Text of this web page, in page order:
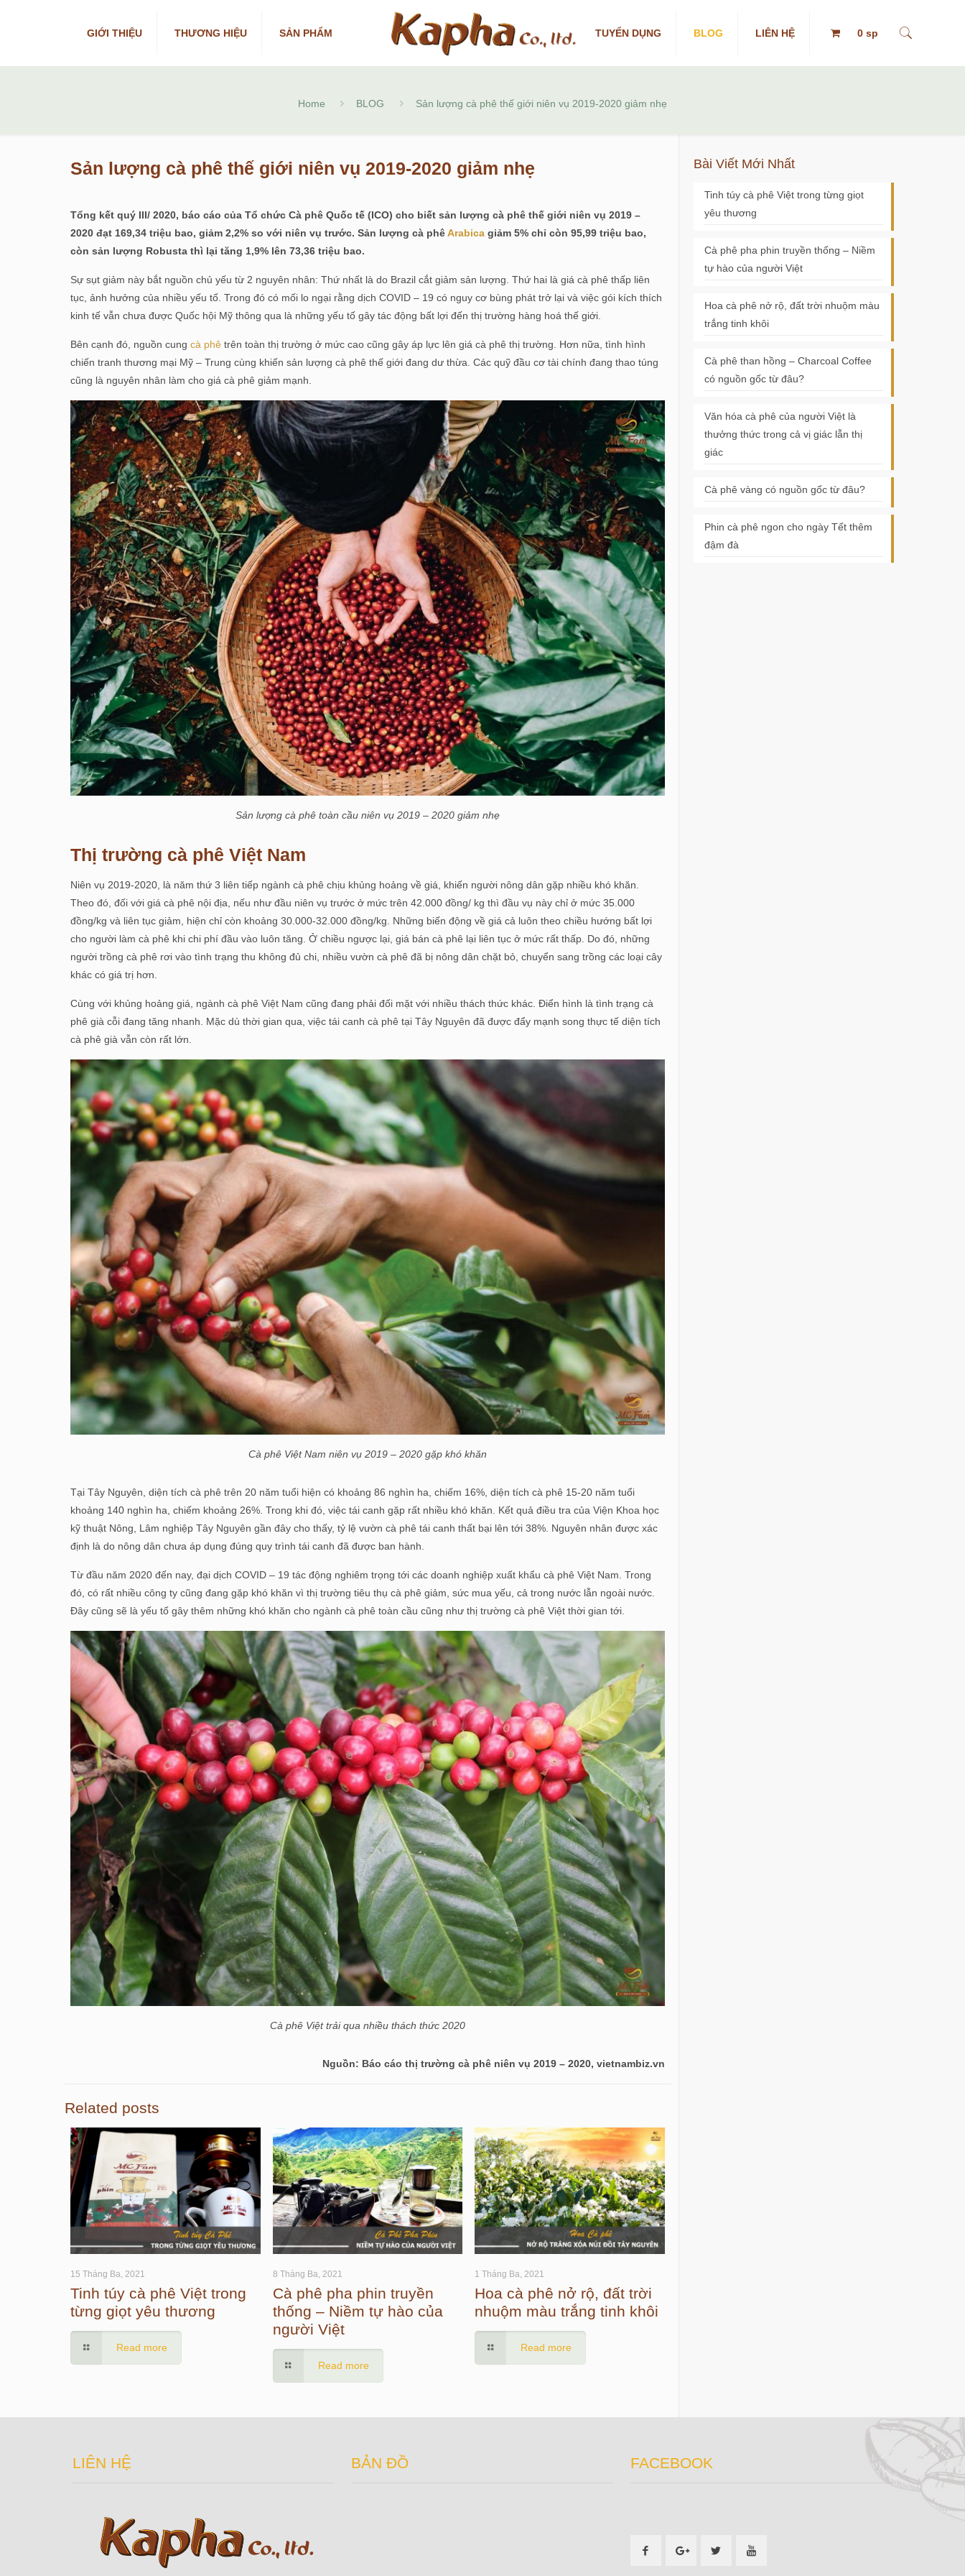
GIỚI THIỆU THƯƠNG HIỆU SẢN PHẨM TUYỂN DỤNG BLOG LIÊN HỆ 0 sp
Home BLOG Sản lượng cà phê thế giới niên vụ 2019-2020 giảm nhẹ
Sản lượng cà phê thế giới niên vụ 2019-2020 giảm nhẹ
Tổng kết quý III/ 2020, báo cáo của Tổ chức Cà phê Quốc tế (ICO) cho biết sản lượng cà phê thế giới niên vụ 2019 –
2020 đạt 169,34 triệu bao, giảm 2,2% so với niên vụ trước. Sản lượng cà phêArabica giảm 5% chỉ còn 95,99 triệu bao,
còn sản lượng Robusta thì lại tăng 1,9% lên 73,36 triệu bao.
Sự sụt giảm này bắt nguồn chủ yếu từ 2 nguyên nhân: Thứ nhất là do Brazil cắt giảm sản lượng. Thứ hai là giá cà phê thấp liên
tục, ảnh hưởng của nhiều yếu tố. Trong đó có mối lo ngại rằng dịch COVID – 19 có nguy cơ bùng phát trở lại và việc gói kích thích
kinh tế vẫn chưa được Quốc hội Mỹ thông qua là những yếu tố gây tác động bất lợi đến thị trường hàng hoá thế giới.
Bên cạnh đó, nguồn cung cà phê trên toàn thị trường ở mức cao cũng gây áp lực lên giá cà phê thị trường. Hơn nữa, tình hình
chiến tranh thương mại Mỹ – Trung cùng khiến sản lượng cà phê thế giới đang dư thừa. Các quỹ đầu cơ tài chính đang thao túng
cũng là nguyên nhân làm cho giá cà phê giảm mạnh.
Sản lượng cà phê toàn cầu niên vụ 2019 – 2020 giảm nhẹ
Thị trường cà phê Việt Nam
Niên vụ 2019-2020, là năm thứ 3 liên tiếp ngành cà phê chịu khủng hoảng về giá, khiến người nông dân gặp nhiều khó khăn.
Theo đó, đối với giá cà phê nội địa, nếu như đầu niên vụ trước ở mức trên 42.000 đồng/ kg thì đầu vụ này chỉ ở mức 35.000
đồng/kg và liên tục giảm, hiện chỉ còn khoảng 30.000-32.000 đồng/kg. Những biến động về giá cả luôn theo chiều hướng bất lợi
cho người làm cà phê khi chi phí đầu vào luôn tăng. Ở chiều ngược lại, giá bán cà phê lại liên tục ở mức rất thấp. Do đó, những
người trồng cà phê rơi vào tình trạng thu không đủ chi, nhiều vườn cà phê đã bị nông dân chặt bỏ, chuyển sang trồng các loại cây
khác có giá trị hơn.
Cùng với khủng hoảng giá, ngành cà phê Việt Nam cũng đang phải đối mặt với nhiều thách thức khác. Điển hình là tình trạng cà
phê già cỗi đang tăng nhanh. Mặc dù thời gian qua, việc tái canh cà phê tại Tây Nguyên đã được đẩy mạnh song thực tế diện tích
cà phê già vẫn còn rất lớn.
Cà phê Việt Nam niên vụ 2019 – 2020 gặp khó khăn
Tại Tây Nguyên, diện tích cà phê trên 20 năm tuổi hiện có khoảng 86 nghìn ha, chiếm 16%, diện tích cà phê 15-20 năm tuổi
khoảng 140 nghìn ha, chiếm khoảng 26%. Trong khi đó, việc tái canh gặp rất nhiều khó khăn. Kết quả điều tra của Viện Khoa học
kỹ thuật Nông, Lâm nghiệp Tây Nguyên gần đây cho thấy, tỷ lệ vườn cà phê tái canh thất bại lên tới 38%. Nguyên nhân được xác
định là do nông dân chưa áp dụng đúng quy trình tái canh đã được ban hành.
Từ đầu năm 2020 đến nay, đại dịch COVID – 19 tác động nghiêm trọng tới các doanh nghiệp xuất khẩu cà phê Việt Nam. Trong
đó, có rất nhiều công ty cũng đang gặp khó khăn vì thị trường tiêu thụ cà phê giảm, sức mua yếu, cả trong nước lẫn ngoài nước.
Đây cũng sẽ là yếu tố gây thêm những khó khăn cho ngành cà phê toàn cầu cũng như thị trường cà phê Việt thời gian tới.
Cà phê Việt trải qua nhiều thách thức 2020
Nguồn: Báo cáo thị trường cà phê niên vụ 2019 – 2020, vietnambiz.vn
Related posts
15 Tháng Ba, 2021
Tinh túy cà phê Việt trong
từng giọt yêu thương
Read more
8 Tháng Ba, 2021
Cà phê pha phin truyền
thống – Niềm tự hào của
người Việt
Read more
1 Tháng Ba, 2021
Hoa cà phê nở rộ, đất trời
nhuộm màu trắng tinh khôi
Read more
Bài Viết Mới Nhất
Tinh túy cà phê Việt trong từng giọt
yêu thương
Cà phê pha phin truyền thống – Niềm
tự hào của người Việt
Hoa cà phê nở rộ, đất trời nhuộm màu
trắng tinh khôi
Cà phê than hồng – Charcoal Coffee
có nguồn gốc từ đâu?
Văn hóa cà phê của người Việt là
thưởng thức trong cả vị giác lẫn thị
giác
Cà phê vàng có nguồn gốc từ đâu?
Phin cà phê ngon cho ngày Tết thêm
đậm đà
LIÊN HỆ BẢN ĐỒ FACEBOOK